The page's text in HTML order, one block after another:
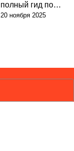
полный гид по
выбору
20 ноября 2025